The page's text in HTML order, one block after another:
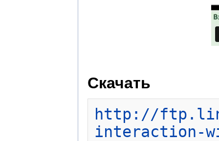
Скачать
http://
interaction-